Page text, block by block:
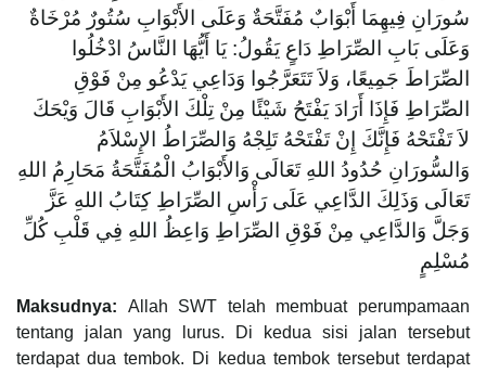
سُورَانِ فِيهِمَا أَبْوَابٌ مُفَتَّحَةٌ وَعَلَى الأَبْوَابِ سُتُورٌ مُرْخَاةٌ
وَعَلَى بَابِ الصِّرَاطِ دَاعٍ يَقُولُ: يَا أَيُّهَا النَّاسُ ادْخُلُوا
الصِّرَاطَ جَمِيعًا، وَلاَ تَتَعَرَّجُوا وَدَاعِي يَدْعُو مِنْ فَوْقِ
الصِّرَاطِ فَإِذَا أَرَادَ يَفْتَحُ شَيْئًا مِنْ تِلْكَ الأَبْوَابِ قَالَ وَيْحَكَ
لاَ تَفْتَحْهُ فَإِنَّكَ إِنْ تَفْتَحْهُ تَلِجْهُ وَالصِّرَاطُ الإِسْلاَمُ
وَالسُّورَانِ حُدُودُ اللهِ تَعَالَى وَالأَبْوَابُ الْمُفَتَّحَةُ مَحَارِمُ اللهِ
تَعَالَى وَذَلِكَ الدَّاعِي عَلَى رَأْسِ الصِّرَاطِ كِتَابُ اللهِ عَزَّ
وَجَلَّ وَالدَّاعِي مِنْ فَوْقِ الصِّرَاطِ وَاعِظُ اللهِ فِي قَلْبِ كُلِّ
مُسْلِمٍ
Maksudnya: Allah SWT telah membuat perumpamaan
tentang jalan yang lurus. Di kedua sisi jalan tersebut
terdapat dua tembok. Di kedua tembok tersebut terdapat